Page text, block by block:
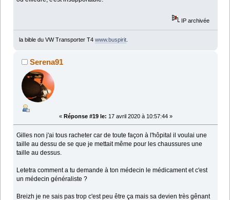
IP archivée
la bible du VW Transporter T4 www.buspirit.
Serena91
« Réponse #19 le: 17 avril 2020 à 10:57:44 »
Gilles non j'ai tous racheter car de toute façon à l'hôpital il voulai une
taille au dessu de se que je mettait même pour les chaussures une
taille au dessus.
Letetra comment a tu demande à ton médecin le médicament et c'est
un médecin généraliste ?
Breizh je ne sais pas trop c'est peu être ça mais sa devien très gênant